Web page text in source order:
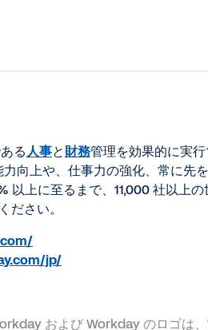
る人事と財務管理を効果的に実
向上や、仕事力の強化、常に
上に至るまで、11,000 社以上
ださい。
jp/
および Workday のロゴは